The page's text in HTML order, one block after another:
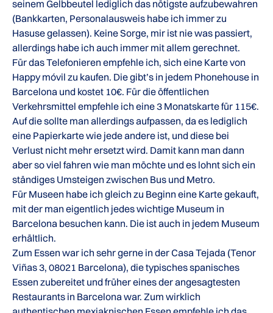
seinem Gelbbeutel lediglich das nötigste aufzubewahren
(Bankkarten, Personalausweis habe ich immer zu
Hasuse gelassen). Keine Sorge, mir ist nie was passiert,
allerdings habe ich auch immer mit allem gerechnet.
Für das Telefonieren empfehle ich, sich eine Karte von
Happy móvil zu kaufen. Die gibt’s in jedem Phonehouse in
Barcelona und kostet 10€. Für die öffentlichen
Verkehrsmittel empfehle ich eine 3 Monatskarte für 115€.
Auf die sollte man allerdings aufpassen, da es lediglich
eine Papierkarte wie jede andere ist, und diese bei
Verlust nicht mehr ersetzt wird. Damit kann man dann
aber so viel fahren wie man möchte und es lohnt sich ein
ständiges Umsteigen zwischen Bus und Metro.
Für Museen habe ich gleich zu Beginn eine Karte gekauft,
mit der man eigentlich jedes wichtige Museum in
Barcelona besuchen kann. Die ist auch in jedem Museum
erhältlich.
Zum Essen war ich sehr gerne in der Casa Tejada (Tenor
Viñas 3, 08021 Barcelona), die typisches spanisches
Essen zubereitet und früher eines der angesagtesten
Restaurants in Barcelona war. Zum wirklich